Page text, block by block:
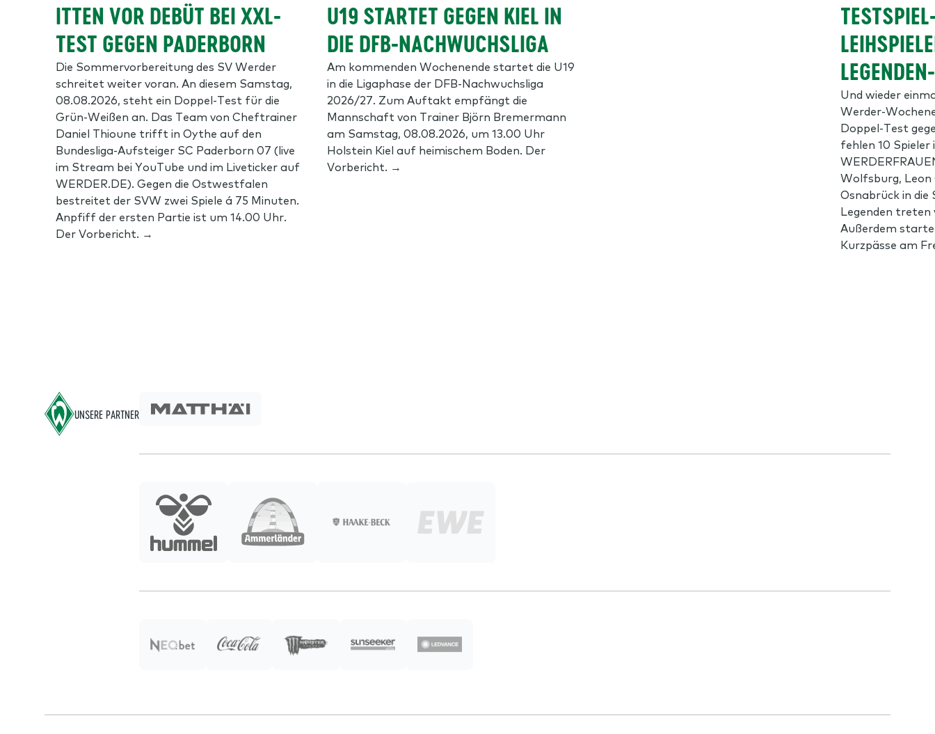
ITTEN VOR DEBÜT BEI XXL-
TEST GEGEN PADERBORN
Die Sommervorbereitung des SV Werder
schreitet weiter voran. An diesem Samstag,
08.08.2026, steht ein Doppel-Test für die
Grün-Weißen an. Das Team von Cheftrainer
Daniel Thioune trifft in Oythe auf den
Bundesliga-Aufsteiger SC Paderborn 07 (live
im Stream bei YouTube und im Liveticker auf
WERDER.DE). Gegen die Ostwestfalen
bestreitet der SVW zwei Spiele á 75 Minuten.
Anpfiff der ersten Partie ist um 14.00 Uhr.
Der Vorbericht. →
U19 STARTET GEGEN KIEL IN
DIE DFB-NACHWUCHSLIGA
Am kommenden Wochenende startet die U19
in die Ligaphase der DFB-Nachwuchsliga
2026/27. Zum Auftakt empfängt die
Mannschaft von Trainer Björn Bremermann
am Samstag, 08.08.2026, um 13.00 Uhr
Holstein Kiel auf heimischem Boden. Der
Vorbericht. →
Und wieder
Werder-
Doppel-Test
fehlen 10 Spieler
Wolfsburg,
Osnabrück in die
Legenden treten
Außerdem
Kurzpässe am
UNSERE PARTNER